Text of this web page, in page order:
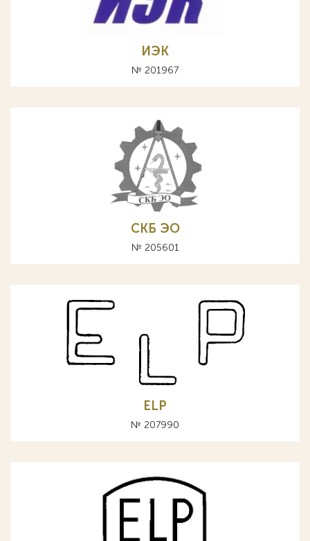
ИЭК
№ 201967
СКБ ЭО
№ 205601
ELP
№ 207990